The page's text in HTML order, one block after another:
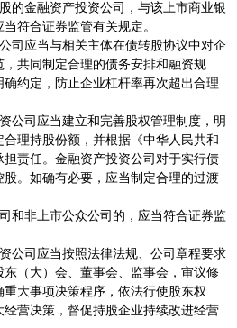
的金融资产投资公司，与该上市商业银
符合证券监管有关规定。
司应当与相关主体在债转股协议中对企
共同制定合理的债务安排和融资规
约定，防止企业杠杆率再次超出合理
公司应当建立和完善股权管理制度，明
理持股份额，并根据《中华人民共和
责任。金融资产投资公司对于实行债
。如确有必要，应当制定合理的过渡
和非上市公众公司的，应当符合证券监
公司应当按照法律法规、公司章程要求
（大）会、董事会、监事会，审议修
大事项决策程序，依法行使股东权
营决策，督促持股企业持续改进经营